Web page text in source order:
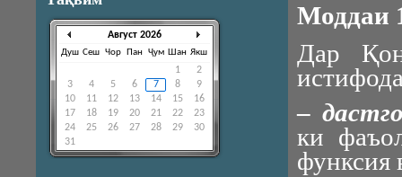
Душ Сеш Чор Пан Ҷум Шан Якш
1
2
3
4 5 6 7 8
9
10
11 12 13 14 15
16
17
18 19 20 21 22
23
24
25 26 27 28 29
30
31
Август 2026
Моддаи
Дар
–
ки
функсия